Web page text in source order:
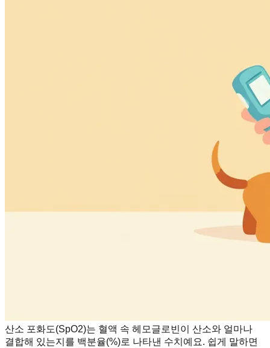
산소 포화도(SpO2)는 혈액 속 헤모글로빈이 산소와 얼마나
결합해 있는지를 백분율(%)로 나타낸 수치예요. 쉽게 말하면